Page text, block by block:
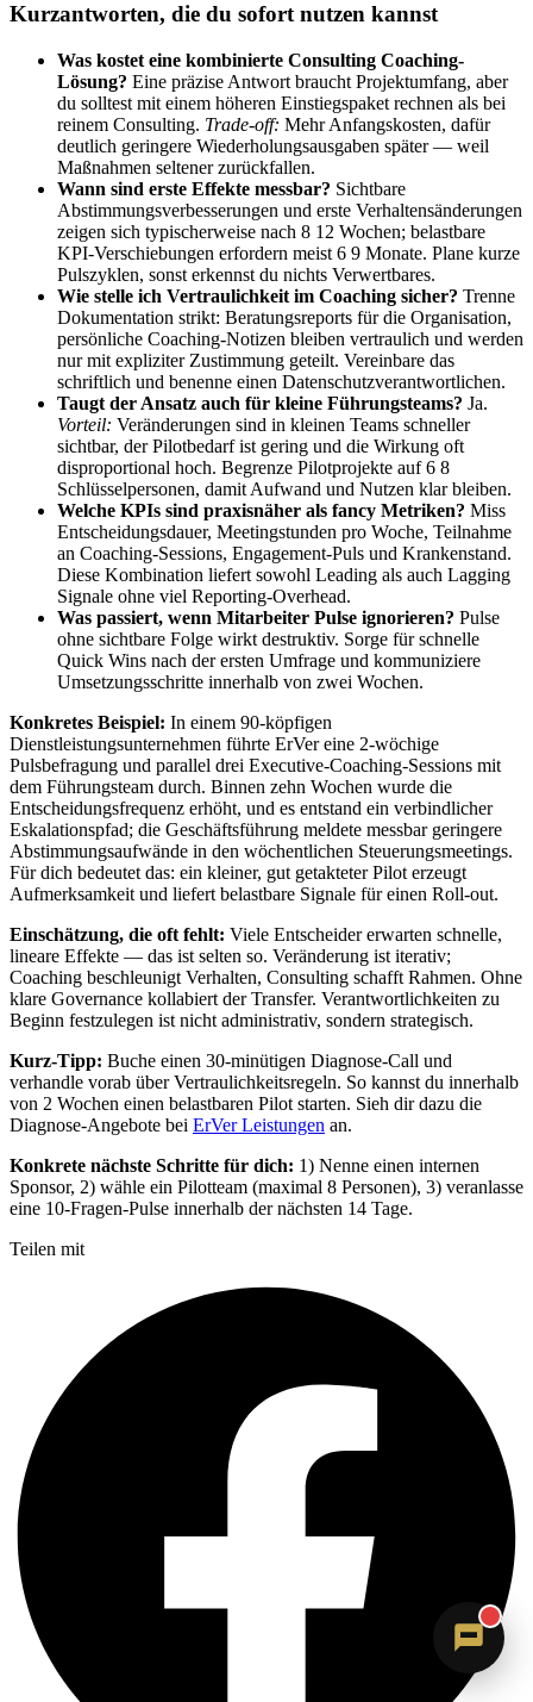
Digitale Assistenz · ErVer
Kurzantworten, die du sofort nutzen kannst
Was kostet eine kombinierte Consulting Coaching-
Lösung? Eine präzise Antwort braucht Projektumfang, aber
du solltest mit einem höheren Einstiegspaket rechnen als bei
reinem Consulting. Trade-off: Mehr Anfangskosten, dafür
deutlich geringere Wiederholungsausgaben später — weil
Maßnahmen seltener zurückfallen.
Wann sind erste Effekte messbar? Sichtbare
Abstimmungsverbesserungen und erste Verhaltensänderungen
zeigen sich typischerweise nach 8 12 Wochen; belastbare
KPI-Verschiebungen erfordern meist 6 9 Monate. Plane kurze
Pulszyklen, sonst erkennst du nichts Verwertbares.
Wie stelle ich Vertraulichkeit im Coaching sicher? Trenne
Dokumentation strikt: Beratungsreports für die Organisation,
persönliche Coaching-Notizen bleiben vertraulich und werden
nur mit expliziter Zustimmung geteilt. Vereinbare das
schriftlich und benenne einen Datenschutzverantwortlichen.
Taugt der Ansatz auch für kleine Führungsteams? Ja.
Vorteil: Veränderungen sind in kleinen Teams schneller
sichtbar, der Pilotbedarf ist gering und die Wirkung oft
disproportional hoch. Begrenze Pilotprojekte auf 6 8
Schlüsselpersonen, damit Aufwand und Nutzen klar bleiben.
Welche KPIs sind praxisnäher als fancy Metriken? Miss
Entscheidungsdauer, Meetingstunden pro Woche, Teilnahme
an Coaching-Sessions, Engagement-Puls und Krankenstand.
Diese Kombination liefert sowohl Leading als auch Lagging
Signale ohne viel Reporting-Overhead.
Was passiert, wenn Mitarbeiter Pulse ignorieren? Pulse
ohne sichtbare Folge wirkt destruktiv. Sorge für schnelle
Quick Wins nach der ersten Umfrage und kommuniziere
Umsetzungsschritte innerhalb von zwei Wochen.
Konkretes Beispiel: In einem 90-köpfigen
Dienstleistungsunternehmen führte ErVer eine 2-wöchige
Pulsbefragung und parallel drei Executive-Coaching-Sessions mit
dem Führungsteam durch. Binnen zehn Wochen wurde die
Entscheidungsfrequenz erhöht, und es entstand ein verbindlicher
Eskalationspfad; die Geschäftsführung meldete messbar geringere
Abstimmungsaufwände in den wöchentlichen Steuerungsmeetings.
Für dich bedeutet das: ein kleiner, gut getakteter Pilot erzeugt
Aufmerksamkeit und liefert belastbare Signale für einen Roll-out.
Einschätzung, die oft fehlt: Viele Entscheider erwarten schnelle,
lineare Effekte — das ist selten so. Veränderung ist iterativ;
Coaching beschleunigt Verhalten, Consulting schafft Rahmen. Ohne
klare Governance kollabiert der Transfer. Verantwortlichkeiten zu
Beginn festzulegen ist nicht administrativ, sondern strategisch.
Kurz-Tipp: Buche einen 30-minütigen Diagnose-Call und
verhandle vorab über Vertraulichkeitsregeln. So kannst du innerhalb
von 2 Wochen einen belastbaren Pilot starten. Sieh dir dazu die
Diagnose-Angebote bei ErVer Leistungen an.
Konkrete nächste Schritte für dich: 1) Nenne einen internen
Sponsor, 2) wähle ein Pilotteam (maximal 8 Personen), 3) veranlasse
eine 10-Fragen-Pulse innerhalb der nächsten 14 Tage.
Teilen mit